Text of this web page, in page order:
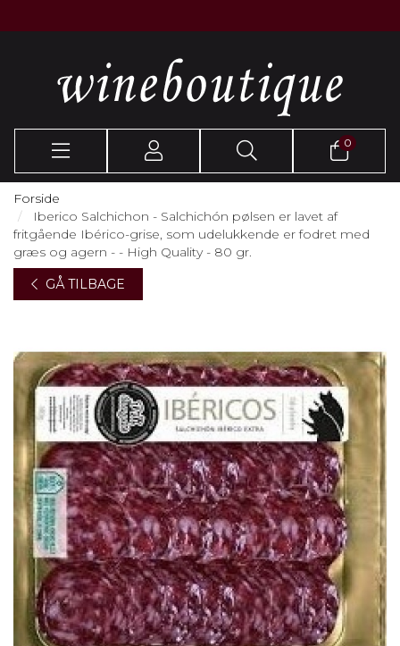
0
Forside
Iberico Salchichon - Salchichón pølsen er lavet af
fritgående Ibérico-grise, som udelukkende er fodret med
græs og agern - - High Quality - 80 gr.
GÅ TILBAGE